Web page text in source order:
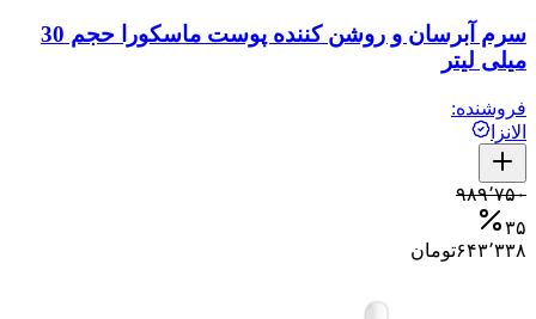
سرم آبرسان و روشن کننده پوست ماسکورا حجم 30
میلی لیتر
فروشنده:
الانزا
۹۸۹٬۷۵۰
۳۵
۶۴۳٬۳۳۸تومان